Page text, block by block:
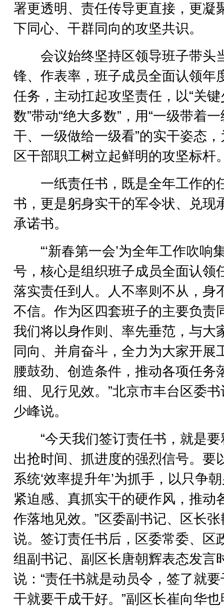
署更透明、责任传导更直接，更凝
下同心、干群同向的攻坚共识。
会议始终坚持区领导班子带头
锋、作表率，班子成员全面认领年
任务，主动扛起攻坚责任，以“关键
数”带动“绝大多数”，用“一级带着
干、一级做给一级看”的实干姿态
区干部职工树立起鲜明的攻坚标杆
一纸责任书，既是全年工作的
书，更是躬身实干的军令状、兑现
承诺书。
“‘新春第一会’为全年工作吹响
号，核心是组织班子成员全面认领
落实责任到人。人不率则不从，身
不信。作为区四套班子的主要负责
我们将以身作则、率先垂范，与大
同向、并肩奋斗，全力为大家开展
腰鼓劲、创造条件，推动各项任务
细、见行见效。”北京市丰台区委
少峰说。
“今天我们签订责任书，就是要
出抢时间、抓进度的强烈信号。要
系统‘效率提升年’为抓手，以只争
紧迫感、真抓实干的硬作风，推动
作落地见效。”区委副书记、区长
说。签订责任书后，区委常委、区
组副书记、副区长唐朝辉表态发言
说：“责任书就是动员令，签了就
干就要干成干好。”副区长崔向华